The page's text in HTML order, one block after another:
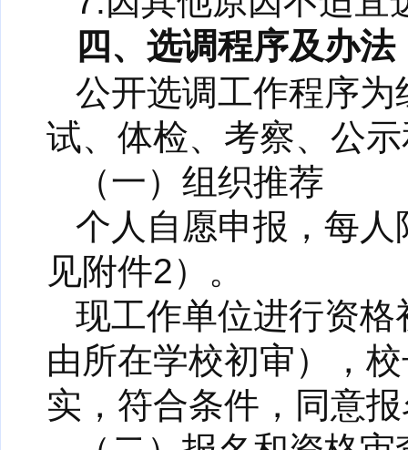
四、选调程序及办法
公开选调工作程序
试、体检、考察、公
（一）组织推荐
个人自愿申报，每
见附件2）。
现工作单位进行资
由所在学校初审），
实，符合条件，同意